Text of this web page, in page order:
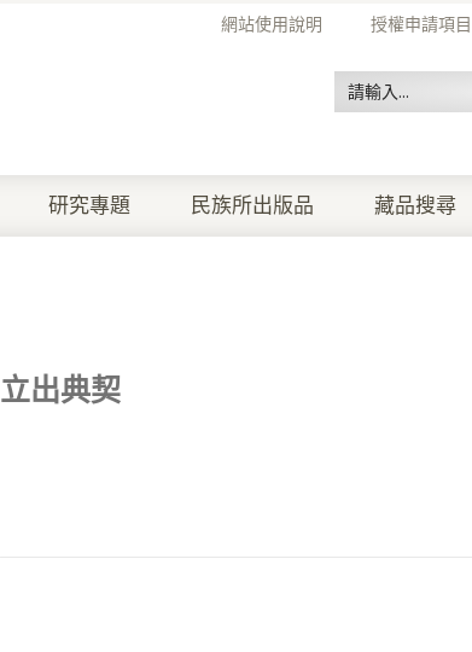
網站使用說明 授權申請項目
研究專題 民族所出版品 藏品搜尋
立出典契